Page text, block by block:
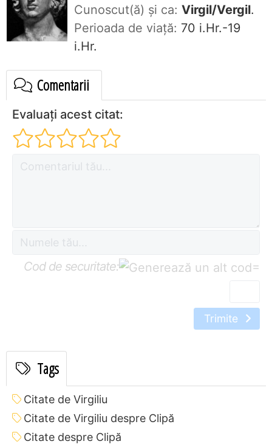
Cunoscut(ă) și ca: Virgil/Vergil.
Perioada de viaţă: 70 i.Hr.-19
i.Hr.
Comentarii
Evaluați acest citat:
Cod de securitate: =
Trimite
Tags
Citate de Virgiliu
Citate de Virgiliu despre Clipă
Citate despre Clipă